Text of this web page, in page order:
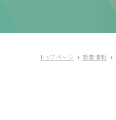
トップページ 新着情報